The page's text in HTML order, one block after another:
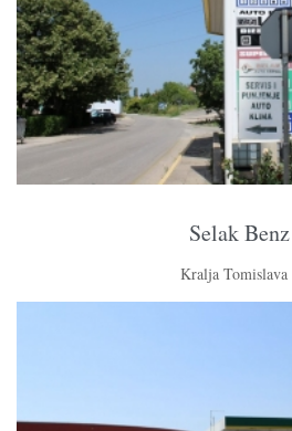
Selak
Kralja Tomislava